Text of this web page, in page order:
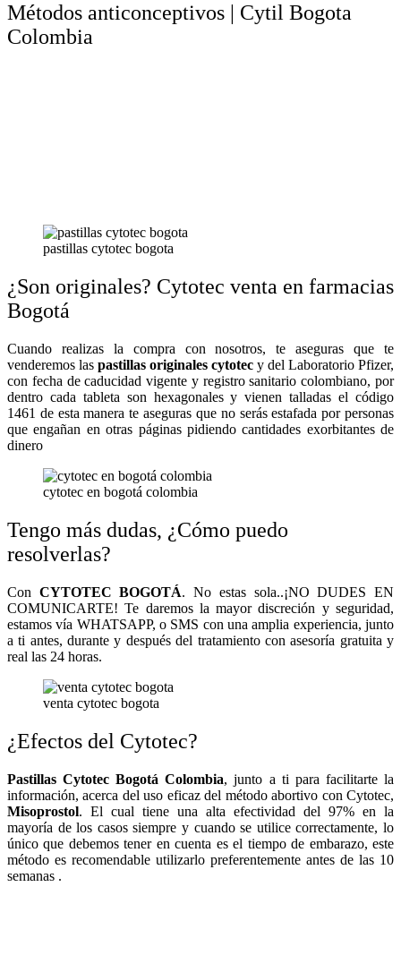
Métodos anticonceptivos | Cytil Bogota
Colombia
pastillas cytotec bogota
¿Son originales? Cytotec venta en farmacias
Bogotá
Cuando realizas la compra con nosotros, te aseguras que te
venderemos las pastillas originales cytotec y del Laboratorio Pfizer,
con fecha de caducidad vigente y registro sanitario colombiano, por
dentro cada tableta son hexagonales y vienen talladas el código
1461 de esta manera te aseguras que no serás estafada por personas
que engañan en otras páginas pidiendo cantidades exorbitantes de
dinero
cytotec en bogotá colombia
Tengo más dudas, ¿Cómo puedo
resolverlas?
Con CYTOTEC BOGOTÁ. No estas sola..¡NO DUDES EN
COMUNICARTE! Te daremos la mayor discreción y seguridad,
estamos vía WHATSAPP, o SMS con una amplia experiencia, junto
a ti antes, durante y después del tratamiento con asesoría gratuita y
real las 24 horas.
venta cytotec bogota
¿Efectos del Cytotec?
Pastillas Cytotec Bogotá Colombia, junto a ti para facilitarte la
información, acerca del uso eficaz del método abortivo con Cytotec,
Misoprostol. El cual tiene una alta efectividad del 97% en la
mayoría de los casos siempre y cuando se utilice correctamente, lo
único que debemos tener en cuenta es el tiempo de embarazo, este
método es recomendable utilizarlo preferentemente antes de las 10
semanas .